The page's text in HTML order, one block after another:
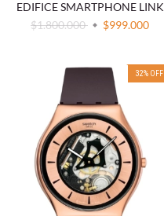
EDIFICE SMARTPHONE LINK
$1.800.000
$999.000
32% OFF